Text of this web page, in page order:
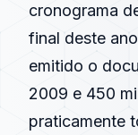
cronograma
final deste
emitido o
2009 e 450
praticamente